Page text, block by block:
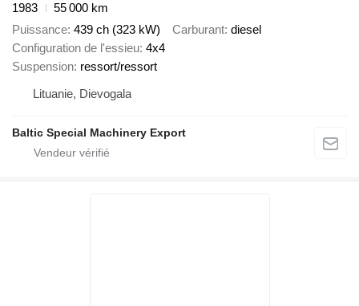
1983
55 000 km
Puissance 439 ch (323 kW) Carburant diesel
Configuration de l'essieu 4x4
Suspension ressort/ressort
Lituanie, Dievogala
Baltic Special Machinery Export